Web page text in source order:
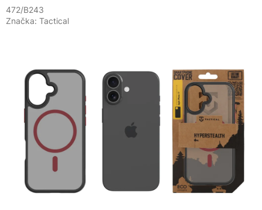
472/B243
Značka: Tactical